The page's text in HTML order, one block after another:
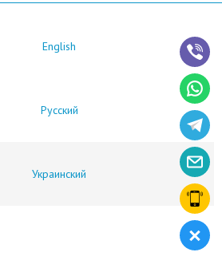
English
Русский
Украинский